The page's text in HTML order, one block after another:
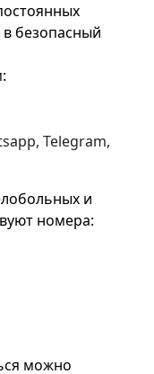
в безопасный
Telegram,
и
номера:
можно